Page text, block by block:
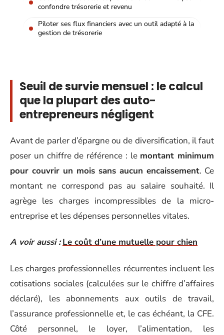
confondre trésorerie et revenu
Piloter ses flux financiers avec un outil adapté à la
gestion de trésorerie
Seuil de survie mensuel : le calcul
que la plupart des auto-
entrepreneurs négligent
Avant de parler d’épargne ou de diversification, il faut
poser un chiffre de référence : le montant minimum
pour couvrir un mois sans aucun encaissement. Ce
montant ne correspond pas au salaire souhaité. Il
agrège les charges incompressibles de la micro-
entreprise et les dépenses personnelles vitales.
A voir aussi : Le coût d’une mutuelle pour chien
Les charges professionnelles récurrentes incluent les
cotisations sociales (calculées sur le chiffre d’affaires
déclaré), les abonnements aux outils de travail,
l’assurance professionnelle et, le cas échéant, la CFE.
Côté personnel, le loyer, l’alimentation, les